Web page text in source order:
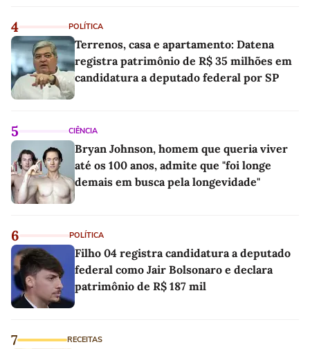
4 POLÍTICA
Terrenos, casa e apartamento: Datena
registra patrimônio de R$ 35 milhões em
candidatura a deputado federal por SP
5 CIÊNCIA
Bryan Johnson, homem que queria viver
até os 100 anos, admite que "foi longe
demais em busca pela longevidade"
6 POLÍTICA
Filho 04 registra candidatura a deputado
federal como Jair Bolsonaro e declara
patrimônio de R$ 187 mil
7 RECEITAS